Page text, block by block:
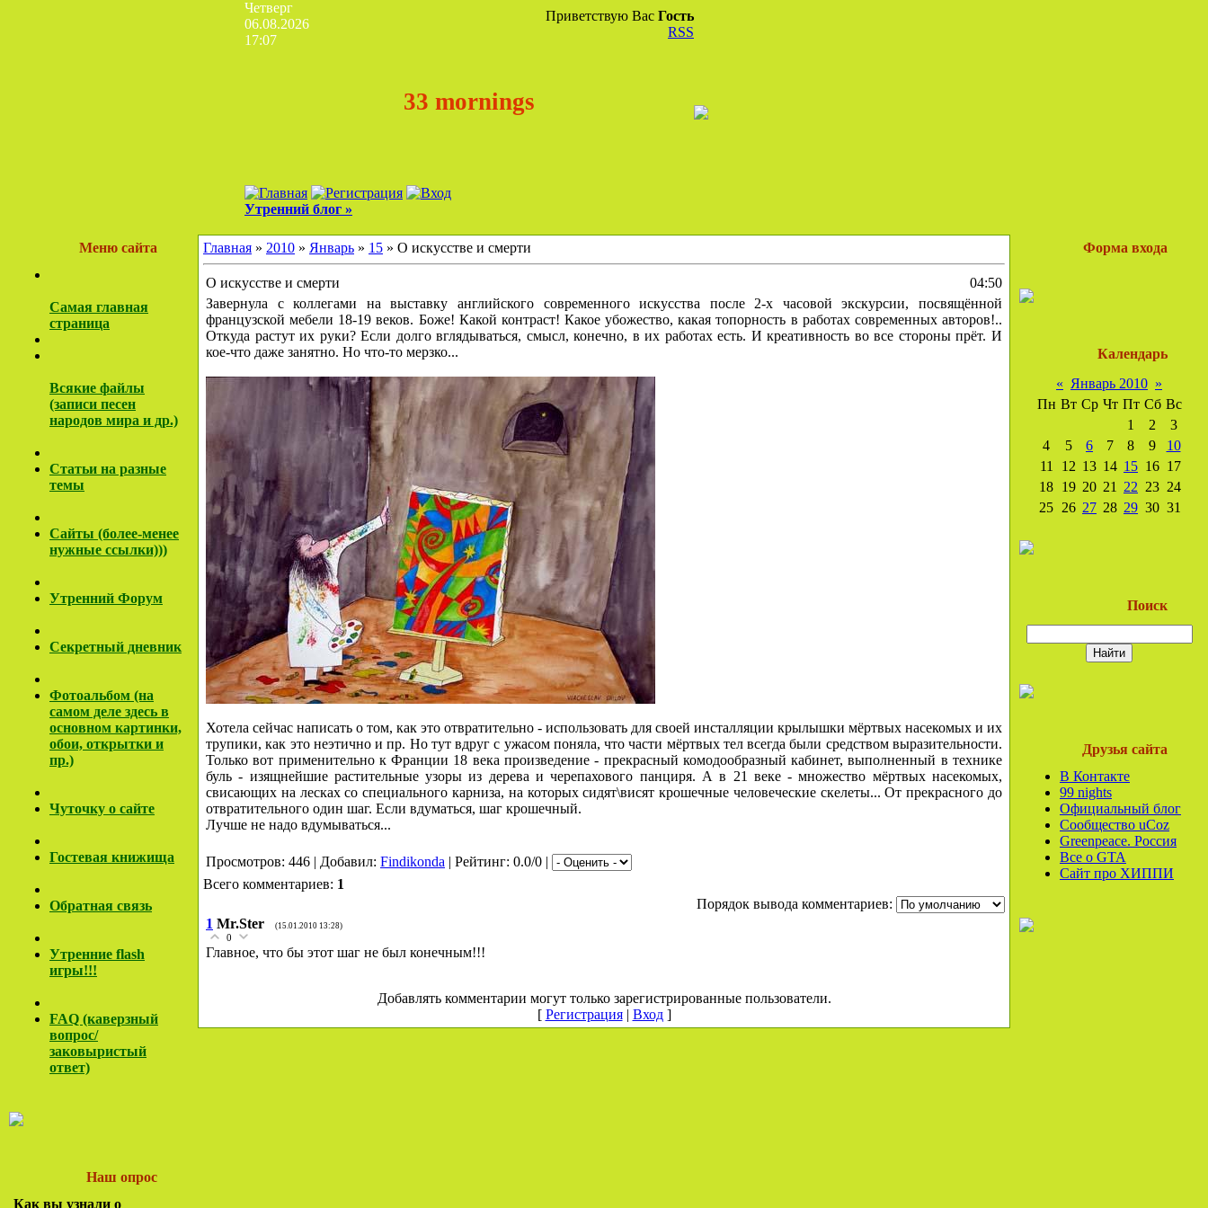
Четверг
06.08.2026
17:07
Приветствую Вас Гость
RSS
33 mornings
Утренний блог »
Меню сайта
Самая главная
страница
Всякие файлы
(записи песен
народов мира и др.)
Cтатьи на разные
темы
Сайты (более-менее
нужные ссылки)))
Утренний Форум
Секретный дневник
Фотоальбом (на
самом деле здесь в
основном картинки,
обои, открытки и
пр.)
Чуточку о сайте
Гостевая книжища
Обратная связь
Утренние flash
игры!!!
FAQ (каверзный
вопрос/
заковыристый
ответ)
Наш опрос
Как вы узнали о
Главная » 2010 » Январь » 15 » О искусстве и смерти
О искусстве и смерти
04:50
Завернула с коллегами на выставку английского современного искусства после 2-х часовой экскурсии, посвящённой
французской мебели 18-19 веков. Боже! Какой контраст! Какое убожество, какая топорность в работах современных авторов!..
Откуда растут их руки? Если долго вглядываться, смысл, конечно, в их работах есть. И креативность во все стороны прёт. И
кое-что даже занятно. Но что-то мерзко...
Хотела сейчас написать о том, как это отвратительно - использовать для своей инсталляции крылышки мёртвых насекомых и их
трупики, как это неэтично и пр. Но тут вдруг с ужасом поняла, что части мёртвых тел всегда были средством выразительности.
Только вот применительно к Франции 18 века произведение - прекрасный комодообразный кабинет, выполненный в технике
буль - изящнейшие растительные узоры из дерева и черепахового панциря. А в 21 веке - множество мёртвых насекомых,
свисающих на лесках со специального карниза, на которых сидят\висят крошечные человеческие скелеты... От прекрасного до
отвратительного один шаг. Если вдуматься, шаг крошечный.
Лучше не надо вдумываться...
Просмотров: 446 | Добавил: Findikonda | Рейтинг: 0.0/0 |
Всего комментариев: 1
Порядок вывода комментариев:
1 Mr.Ster (15.01.2010 13:28)
0
Главное, что бы этот шаг не был конечным!!!
Добавлять комментарии могут только зарегистрированные пользователи.
[ Регистрация| Вход]
Форма входа
Календарь
« Январь 2010 »
Пн Вт Ср Чт Пт Сб Вс
1
2
3
4
5 6 7 8 9
10
11
12 13 14 15 16 17
18 19 20 21 22 23 24
25 26 27 28 29 30 31
Поиск
Друзья сайта
В Контакте
99 nights
Официальный блог
Сообщество uCoz
Greenpeace. Россия
Все o GTA
Сайт про ХИППИ